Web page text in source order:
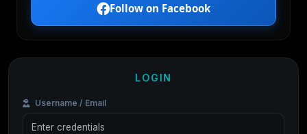
Follow on Facebook
LOGIN
Username / Email